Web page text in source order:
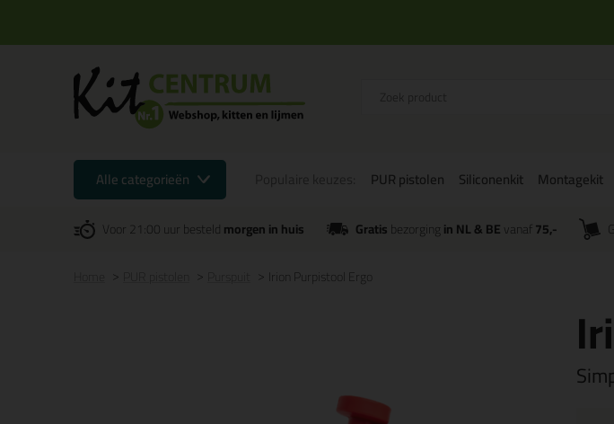
Alle categorieën PUR pistolen Siliconenkit Montagekit
Voor 21:00 uur besteldmorgen in huis Gratisbezorgingin NL & BEvanaf 75,-
Irion Purpistool Ergo